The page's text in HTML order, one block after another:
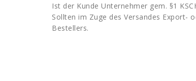
Ist der Kunde Unternehmer gem. §1
Sollten im Zuge des Versandes Export-
Bestellers.